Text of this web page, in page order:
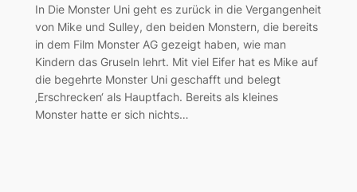
In Die Monster Uni geht es zurück in die Vergangenheit
von Mike und Sulley, den beiden Monstern, die bereits
in dem Film Monster AG gezeigt haben, wie man
Kindern das Gruseln lehrt. Mit viel Eifer hat es Mike auf
die begehrte Monster Uni geschafft und belegt
‚Erschrecken‘ als Hauptfach. Bereits als kleines
Monster hatte er sich nichts…